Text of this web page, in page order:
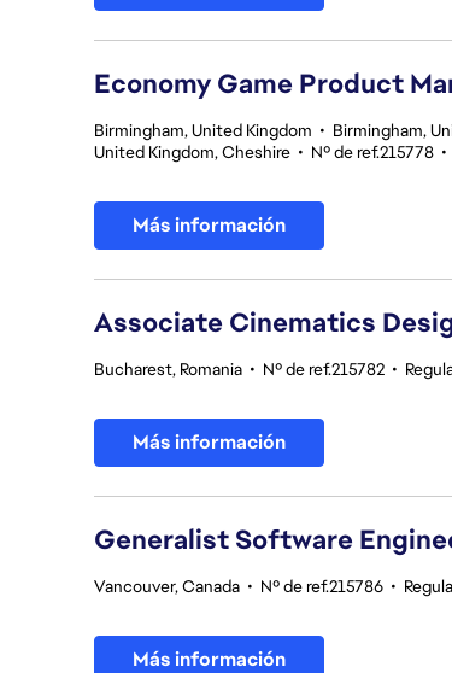
Economy Game Product
Birmingham, United Kingdom • Birmingham,
United Kingdom, Cheshire • Nº de ref.215778 •
Más información
Associate Cinematics
Bucharest, Romania • Nº de ref.215782 •
Más información
Generalist Software
Vancouver, Canada • Nº de ref.215786 •
Más información